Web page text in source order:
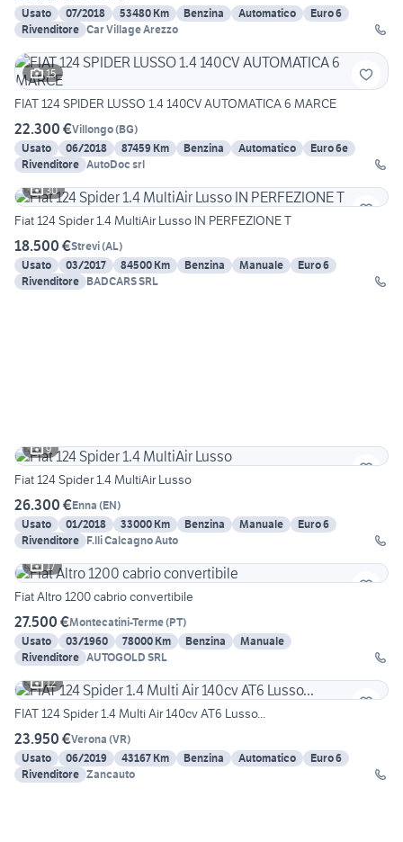
Usato
07/2018 53480 Km Benzina Automatico
Euro 6
Rivenditore Car Village Arezzo
15
FIAT 124 SPIDER LUSSO 1.4 140CV AUTOMATICA 6 MARCE
22.300 €Villongo(BG)
Usato
06/2018 87459 Km Benzina Automatico
Euro 6e
Rivenditore AutoDoc srl
30
Fiat 124 Spider 1.4 MultiAir Lusso IN PERFEZIONE T
18.500 €Strevi(AL)
Usato
03/2017 84500 Km Benzina Manuale
Euro 6
Rivenditore BADCARS SRL
9
Fiat 124 Spider 1.4 MultiAir Lusso
26.300 €Enna (EN)
Usato
01/2018 33000 Km Benzina Manuale
Euro 6
Rivenditore F.lli Calcagno Auto
17
Fiat Altro 1200 cabrio convertibile
27.500 €Montecatini-Terme(PT)
Usato
03/1960 78000 Km Benzina
Manuale
Rivenditore AUTOGOLD SRL
12
FIAT 124 Spider 1.4 Multi Air 140cv AT6 Lusso...
23.950 €Verona (VR)
Usato
06/2019 43167 Km Benzina Automatico
Euro 6
Rivenditore Zancauto